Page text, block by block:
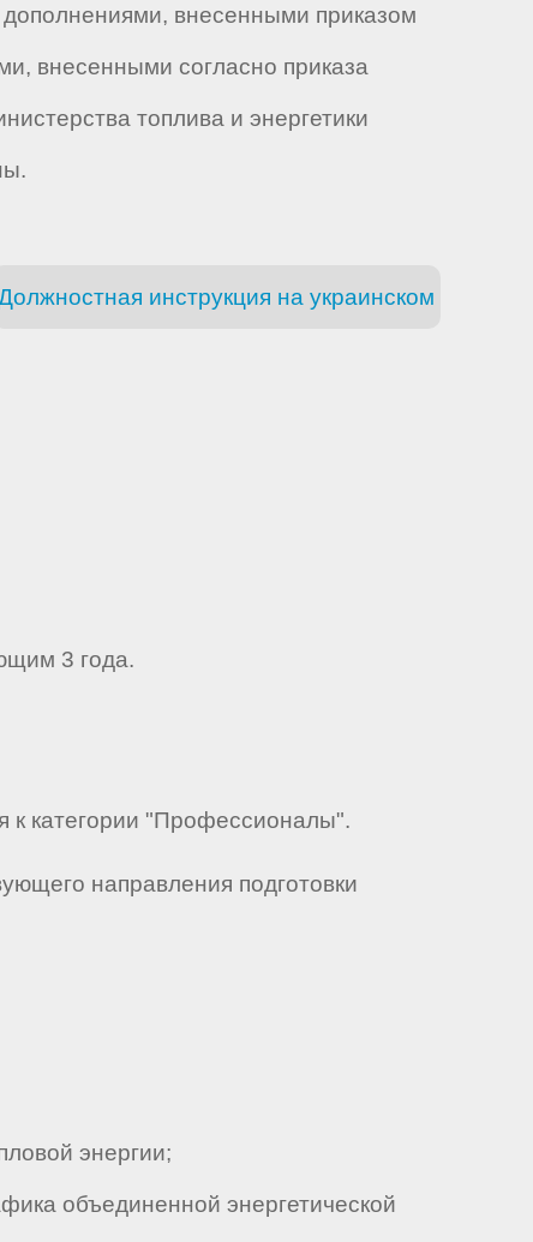
внесенными приказом
внесенными согласно приказа
топлива и энергетики
инструкция на украинском
3 года.
к категории "Профессионалы".
направления подготовки
энергии;
объединенной энергетической